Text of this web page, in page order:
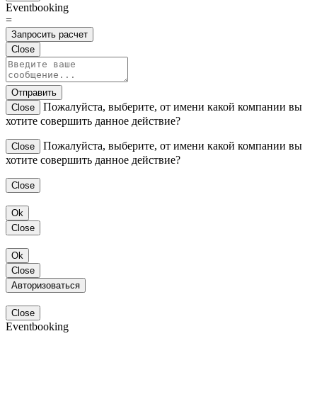
Eventbooking
=
Запросить расчет
Close
Отправить
Close
Пожалуйста, выберите, от имени какой компании вы
хотите совершить данное действие?
Close
Пожалуйста, выберите, от имени какой компании вы
хотите совершить данное действие?
Close
Ok
Close
Ok
Close
Авторизоваться
Close
Eventbooking